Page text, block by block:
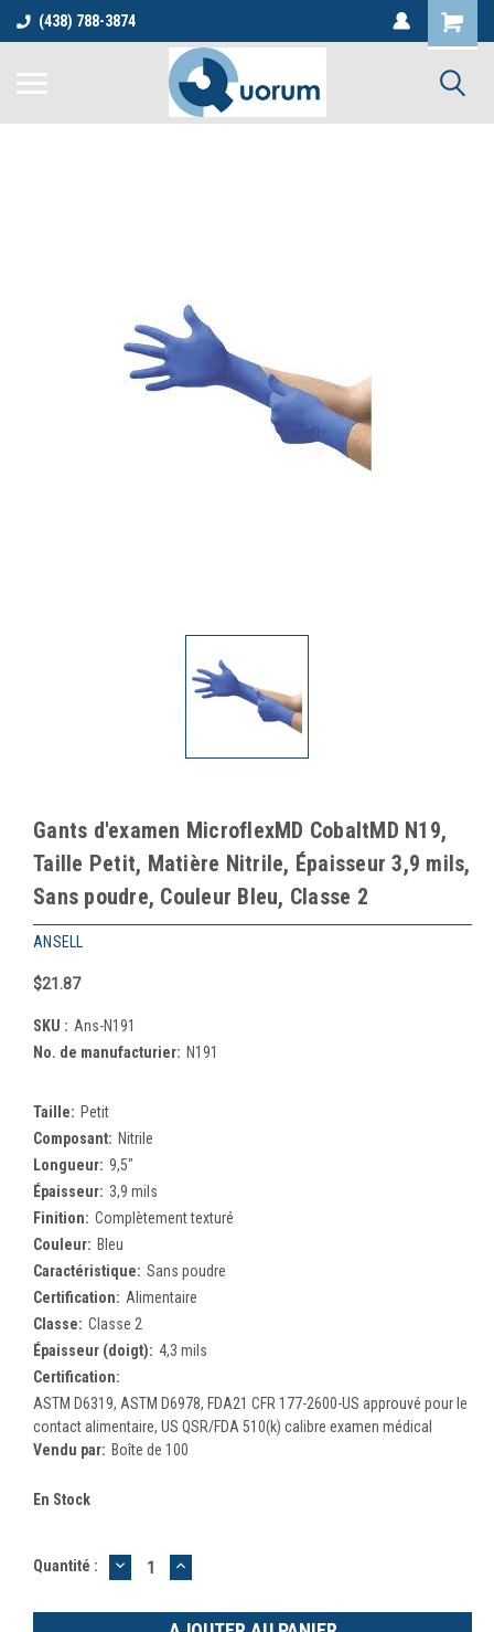
(438) 788-3874
Gants d'examen MicroflexMD CobaltMD N19,
Taille Petit, Matière Nitrile, Épaisseur 3,9 mils,
Sans poudre, Couleur Bleu, Classe 2
ANSELL
$21.87
SKU : Ans-N191
No. de manufacturier: N191
Taille: Petit
Composant: Nitrile
Longueur: 9,5"
Épaisseur: 3,9 mils
Finition: Complètement texturé
Couleur: Bleu
Caractéristique: Sans poudre
Certification: Alimentaire
Classe: Classe 2
Épaisseur (doigt): 4,3 mils
Certification:
ASTM D6319, ASTM D6978, FDA21 CFR 177-2600-US approuvé pour le
contact alimentaire, US QSR/FDA 510(k) calibre examen médical
Vendu par: Boîte de 100
En Stock
Quantité : DIMINUER
LA
:
AUGMENTER
LA
: